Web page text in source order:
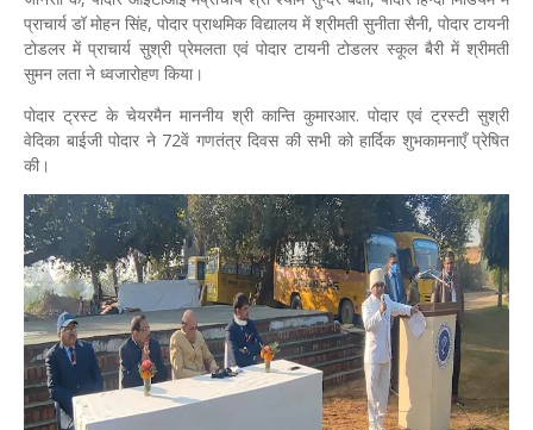
प्राचार्य डॉ मोहन सिंह, पोदार प्राथमिक विद्यालय में श्रीमती सुनीता सैनी, पोदार टायनी
टोडलर में प्राचार्य सुश्री प्रेमलता एवं पोदार टायनी टोडलर स्कूल बैरी में श्रीमती
सुमन लता ने ध्वजारोहण किया।
पोदार ट्रस्ट के चेयरमैन माननीय श्री कान्ति कुमारआर. पोदार एवं ट्रस्टी सुश्री
वेदिका बाईजी पोदार ने 72वें गणतंत्र दिवस की सभी को हार्दिक शुभकामनाएँ प्रेषित
की।